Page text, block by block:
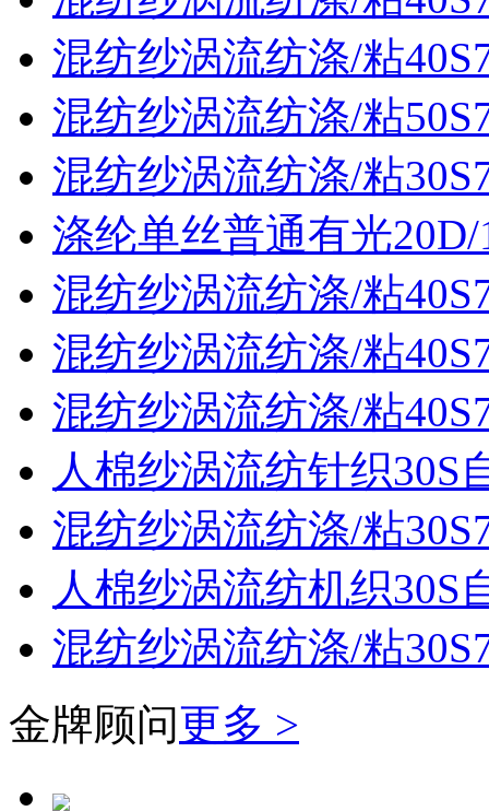
混纺纱涡流纺涤/粘
混纺纱涡流纺涤/粘
混纺纱涡流纺涤/粘
涤纶单丝普通有光20D/
混纺纱涡流纺涤/粘
混纺纱涡流纺涤/粘
混纺纱涡流纺涤/粘
人棉纱涡流纺针织30S
混纺纱涡流纺涤/粘
人棉纱涡流纺机织30S
混纺纱涡流纺涤/粘
金牌顾问更多 >